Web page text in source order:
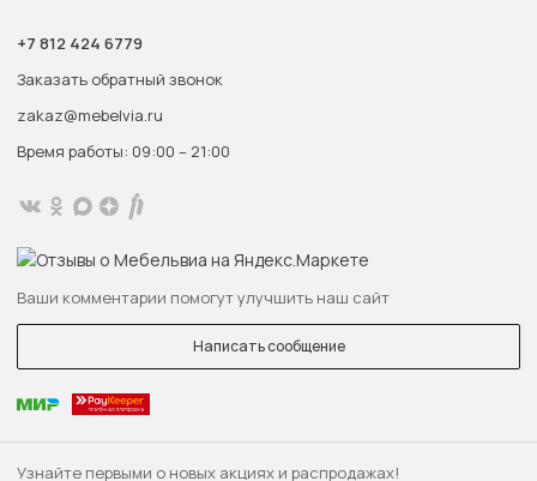
Узнайте первыми о новых акциях и распродажах!
+7 812 424 6779
Заказать обратный звонок
zakaz@mebelvia.ru
Время работы: 09:00 – 21:00
Ваши комментарии помогут улучшить наш сайт
Написать сообщение